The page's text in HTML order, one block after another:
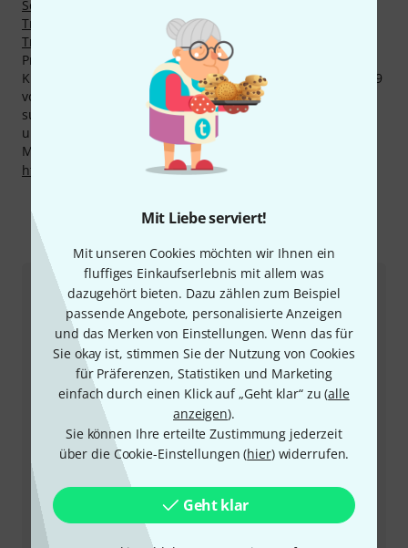
Mit Liebe serviert!
Mit unseren Cookies möchten wir Ihnen ein
fluffiges Einkaufserlebnis mit allem was
dazugehört bieten. Dazu zählen zum Beispiel
passende Angebote, personalisierte Anzeigen
und das Merken von Einstellungen. Wenn das für
Sie okay ist, stimmen Sie der Nutzung von Cookies
für Präferenzen, Statistiken und Marketing
einfach durch einen Klick auf „Geht klar“ zu (alle
anzeigen).
Sie können Ihre erteilte Zustimmung jederzeit
über die Cookie-Einstellungen (hier) widerrufen.
Geht klar
Schlägel für Dreh- und Pedal Pauken
Trommeln
Hämmer für Röhrenglocken
Triangeln
Produkte von Steiner superiormallets können die höchste
Kundenzufriedenheit nachweisen. Mit durchschnittlich 4.9
von fünf Sternen liegen Produkte von Steiner
superiormallets über den meisten anderen Marken in
unserem Sortiment.
Mehr Informationen zum Hersteller finden Sie auf
http://www.mallets.at
So erreichen Sie uns
Kundenservice Schweiz
Unser Thomann Team Kundenservice steht Ihnen bei
allen Fragen und Problemen nach dem Kauf zur Seite.